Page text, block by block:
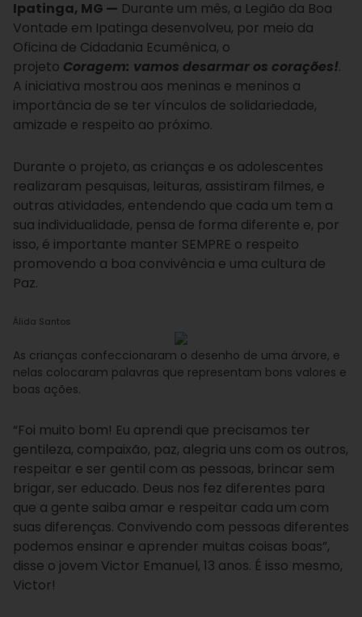
Ipatinga, MG — Durante um mês, a Legião da Boa
Vontade em Ipatinga desenvolveu, por meio da
Oficina de Cidadania Ecumênica, o
projeto Coragem: vamos desarmar os corações!.
A iniciativa mostrou aos meninas e meninos a
importância de se ter vínculos de solidariedade,
amizade e respeito ao próximo.
Durante o projeto, as crianças e os adolescentes
realizaram pesquisas, leituras, assistiram filmes, e
outras atividades, entendendo que cada um tem a
sua individualidade, pensa de forma diferente e, por
isso, é importante manter SEMPRE o respeito
promovendo a boa convivência e uma cultura de
Paz.
Álida Santos
As crianças confeccionaram o desenho de uma árvore, e
nelas colocaram palavras que representam bons valores e
boas ações.
“Foi muito bom! Eu aprendi que precisamos ter
gentileza, compaixão, paz, alegria uns com os outros,
respeitar e ser gentil com as pessoas, brincar sem
brigar, ser educado. Deus nos fez diferentes para
que a gente saiba amar e respeitar cada um com
suas diferenças. Convivendo com pessoas diferentes
podemos ensinar e aprender muitas coisas boas”,
disse o jovem Victor Emanuel, 13 anos. É isso mesmo,
Victor!